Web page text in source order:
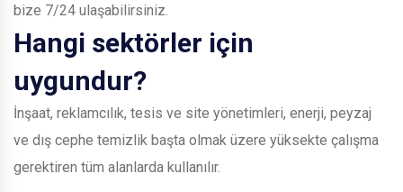
bize 7/24 ulaşabilirsiniz.
Hangi sektörler için
uygundur?
İnşaat, reklamcılık, tesis ve site yönetimleri, enerji, peyzaj
ve dış cephe temizlik başta olmak üzere yüksekte çalışma
gerektiren tüm alanlarda kullanılır.